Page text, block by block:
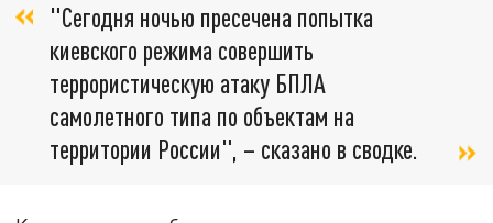
"Сегодня ночью пресечена попытка
киевского режима совершить
террористическую атаку БПЛА
самолетного типа по объектам на
территории России", – сказано в сводке.